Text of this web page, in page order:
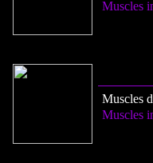
Muscles
Muscles
Muscles